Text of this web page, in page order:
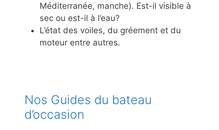
Méditerranée, manche). Est-il visible à
sec ou est-il à l’eau?
L’état des voiles, du gréement et du
moteur entre autres.
Nos Guides du bateau
d’occasion